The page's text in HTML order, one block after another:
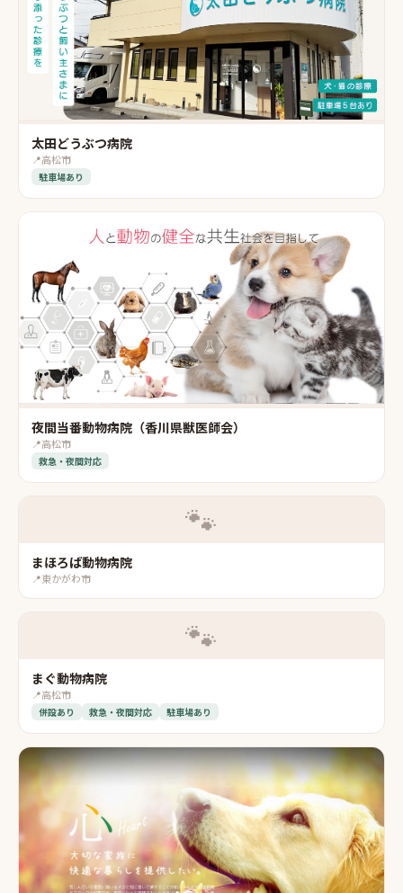
太田どうぶつ病院
📍高松市
駐車場あり
夜間当番動物病院（香川県獣医師会）
📍高松市
救急・夜間対応
🐾
まほろば動物病院
📍東かがわ市
🐾
まぐ動物病院
📍高松市
併設あり 救急・夜間対応 駐車場あり